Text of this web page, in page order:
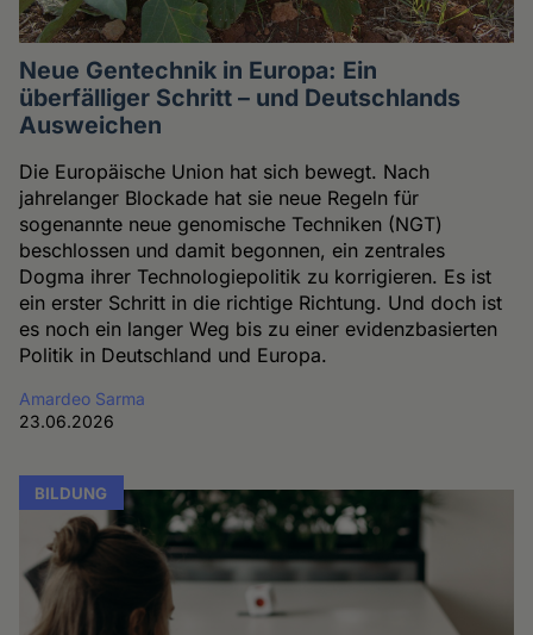
Neue Gentechnik in Europa: Ein
überfälliger Schritt – und Deutschlands
Ausweichen
Die Europäische Union hat sich bewegt. Nach
jahrelanger Blockade hat sie neue Regeln für
sogenannte neue genomische Techniken (NGT)
beschlossen und damit begonnen, ein zentrales
Dogma ihrer Technologiepolitik zu korrigieren. Es ist
ein erster Schritt in die richtige Richtung. Und doch ist
es noch ein langer Weg bis zu einer evidenzbasierten
Politik in Deutschland und Europa.
Amardeo Sarma
23.06.2026
BILDUNG